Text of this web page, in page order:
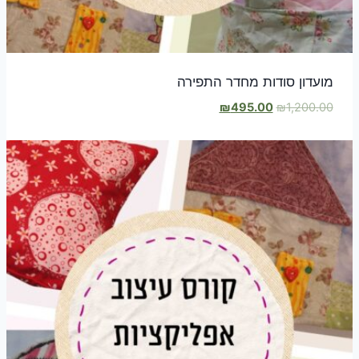
מועדון סודות מחדר התפירה
₪1,200.00
המחיר
היה:
₪1,200.00.
₪495.00
הוא:
₪495.00.